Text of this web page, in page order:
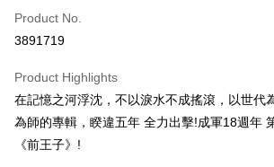
Convenience Store Pickup and Pay
Apple Pay
Easy Wallet
Product No.
3891719
Product Highlights
在記憶之河浮沈，不以淚水不成搖滾，以世代
為師的專輯，睽違五年 全力出擊!成軍18週年
《前王子》!